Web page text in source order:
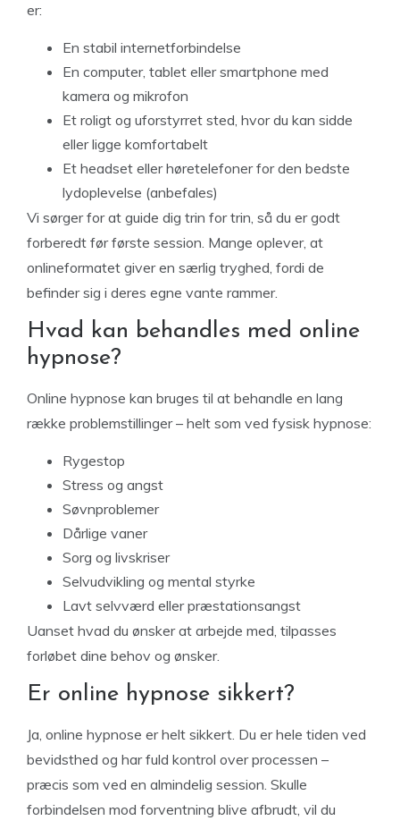
er:
En stabil internetforbindelse
En computer, tablet eller smartphone med
kamera og mikrofon
Et roligt og uforstyrret sted, hvor du kan sidde
eller ligge komfortabelt
Et headset eller høretelefoner for den bedste
lydoplevelse (anbefales)
Vi sørger for at guide dig trin for trin, så du er godt
forberedt før første session. Mange oplever, at
onlineformatet giver en særlig tryghed, fordi de
befinder sig i deres egne vante rammer.
Hvad kan behandles med online
hypnose?
Online hypnose kan bruges til at behandle en lang
række problemstillinger – helt som ved fysisk hypnose:
Rygestop
Stress og angst
Søvnproblemer
Dårlige vaner
Sorg og livskriser
Selvudvikling og mental styrke
Lavt selvværd eller præstationsangst
Uanset hvad du ønsker at arbejde med, tilpasses
forløbet dine behov og ønsker.
Er online hypnose sikkert?
Ja, online hypnose er helt sikkert. Du er hele tiden ved
bevidsthed og har fuld kontrol over processen –
præcis som ved en almindelig session. Skulle
forbindelsen mod forventning blive afbrudt, vil du